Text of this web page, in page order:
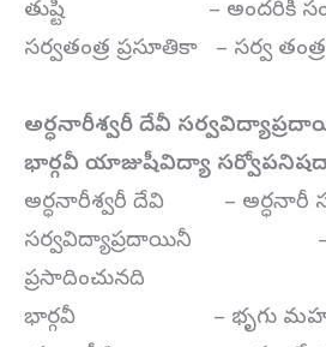
తుష్టి – అందరికీ
సర్వతంత్ర ప్రసూతికా – సర్వ
అర్ధనారీశ్వరీ దేవీ
భార్గవీ యాజుషీవిద్యా
అర్ధనారీశ్వరీ దేవి – అర్ధనారీ
సర్వవిద్యాప్రదాయినీ –
ప్రసాదించునది
భార్గవీ – భృగు మహర్షి